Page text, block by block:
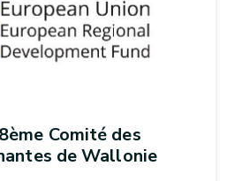
Comité des
de Wallonie